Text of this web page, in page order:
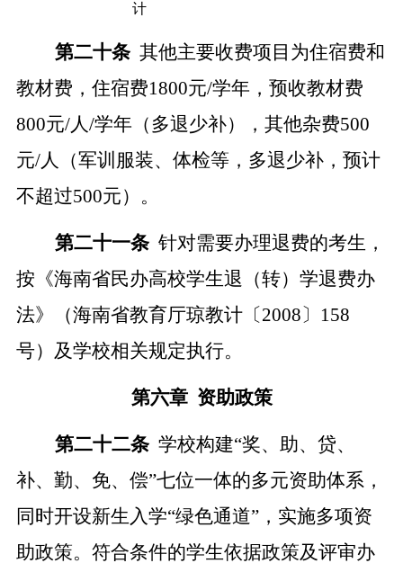
计
第二十条 其他主要收费项目为住宿费和
教材费 ， 住宿费1800元/学年，预收教材费
800元/人/学年（多退少补），其他杂费500
元/人（军训服装、体检等，多退少补， 预计
不超过500元）。
第二十一条 针对需要办理退费的考生，
按《海南省民办高校学生退（转）学退费办
法》（海南省教育厅琼教计〔2008〕158
号）及学校相关规定执行。
第六章 资助政策
第二十二条 学校构建“奖、助、贷、
补、勤、免、偿”七位一体的多元资助体系，
同时开设新生入学“绿色通道”，实施多项资
助政策。符合条件的学生依据政策及评审办